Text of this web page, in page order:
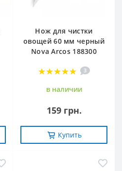
Нож для чистки
овощей 60 мм черный
Nova Arcos 188300
3
в наличии
159 грн.
Купить